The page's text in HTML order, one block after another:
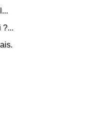
?...